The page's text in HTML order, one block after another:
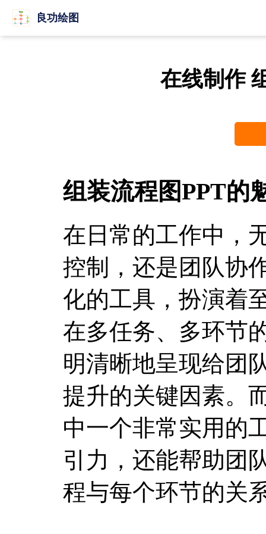
良功绘图
在线制作
组装流程图PPT的
在日常的工作中，
控制，还是团队协
化的工具，扮演着
在多任务、多环节
明清晰地呈现给团
提升的关键因素。
中一个非常实用的
引力，还能帮助团
程与每个环节的关